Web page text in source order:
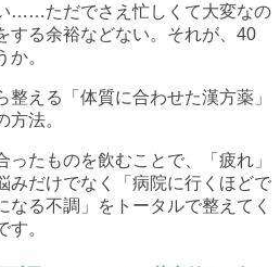
……ただでさえ忙しくて大変なの
する余裕などない。それが、40
。
える「体質に合わせた漢方薬」
方法。
たものを飲むことで、「疲れ」
みだけでなく「病院に行くほどで
なる不調」をトータルで整えてく
。